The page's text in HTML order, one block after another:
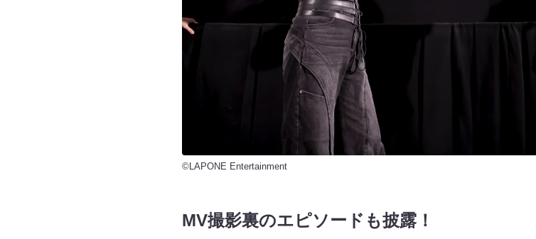
©LAPONE Entertainment
MV撮影裏のエピソードも披露！